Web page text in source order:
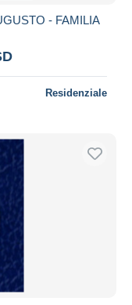
- FAMILIA
Residenziale